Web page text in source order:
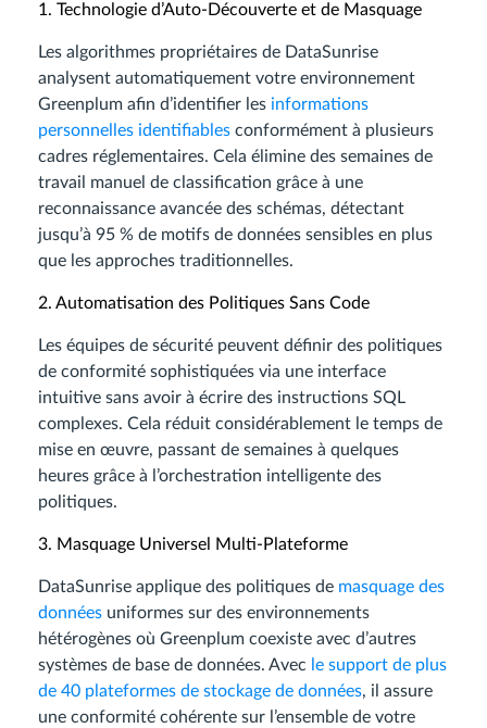
1. Technologie d’Auto-Découverte et de Masquage
Les algorithmes propriétaires de DataSunrise
analysent automatiquement votre environnement
Greenplum afin d’identifier les informations
personnelles identifiables conformément à plusieurs
cadres réglementaires. Cela élimine des semaines de
travail manuel de classification grâce à une
reconnaissance avancée des schémas, détectant
jusqu’à 95 % de motifs de données sensibles en plus
que les approches traditionnelles.
2. Automatisation des Politiques Sans Code
Les équipes de sécurité peuvent définir des politiques
de conformité sophistiquées via une interface
intuitive sans avoir à écrire des instructions SQL
complexes. Cela réduit considérablement le temps de
mise en œuvre, passant de semaines à quelques
heures grâce à l’orchestration intelligente des
politiques.
3. Masquage Universel Multi-Plateforme
DataSunrise applique des politiques de masquage des
données uniformes sur des environnements
hétérogènes où Greenplum coexiste avec d’autres
systèmes de base de données. Avec le support de plus
de 40 plateformes de stockage de données, il assure
une conformité cohérente sur l’ensemble de votre